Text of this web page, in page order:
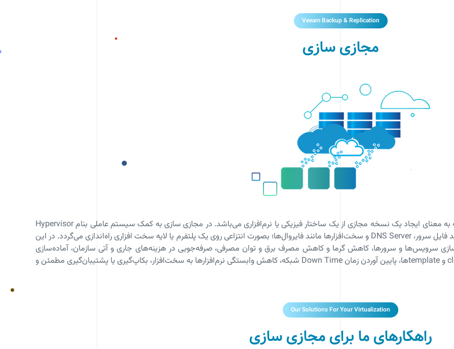
Veeam Backup & Replication
مجازی سازی
یکی از کاربردی‌ترین مباحث دیتاسنتر می‌باشد که به معنای ایجاد یک نسخه مجازی از یک ساختار فیزیکی یا نرم‌افزاری می‌باشد. در مجازی سازی به کمک سیستم عاملی بنام Hypervisor
سایر سیستم عامل‌ها مانند ویندوز و لینوکس، سرویس‌ها مانند فایل سرور، DNS Server و سخت‌افزارها مانند فایروال‌ها؛ بصورت انتزاعی روی یک پلتفرم یا لایه سخت افزاری راه‌اندازی می‌گردد. در این
سرویس‌ها و سرورها، کاهش گرما و کاهش مصرف برق و توان مصرفی، صرفه‌جویی در هزینه‌های جاری و آتی سازمان، آماده‌سازی
با استفاده از خاصیت clone و templateها، پایین آوردن زمان Down Time شبکه، کاهش وابستگی نرم‌افزارها به سخت‌افزار، بکاپ‌گیری یا پشتیبان‌گیری مطمئن و
Our Solutions For Your Virtualization
راهکارهای ما برای مجازی سازی